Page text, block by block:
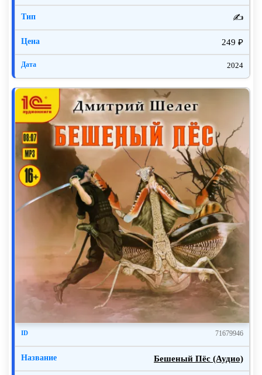
✍️
249 ₽
2024
71679946
Бешеный Пёс (Аудио)